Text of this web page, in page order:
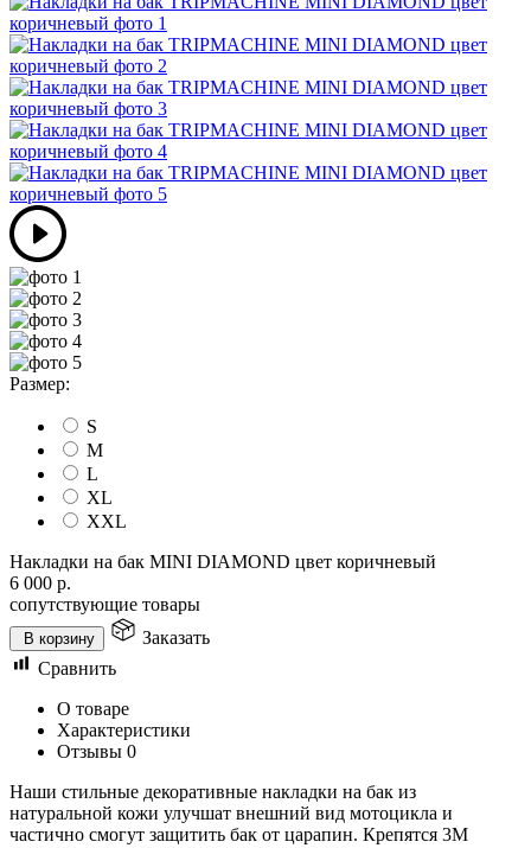
Размер:
S
M
L
XL
XXL
Накладки на бак MINI DIAMOND цвет коричневый
6 000 р.
сопутствующие товары
В корзину
Заказать
Сравнить
О товаре
Характеристики
Отзывы 0
Наши стильные декоративные накладки на бак из
натуральной кожи улучшат внешний вид мотоцикла и
частично смогут защитить бак от царапин. Крепятся 3М